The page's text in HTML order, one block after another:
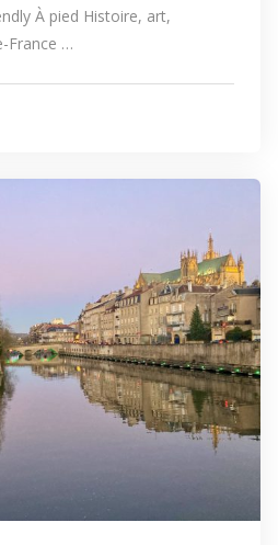
À pied Histoire, art,
France …